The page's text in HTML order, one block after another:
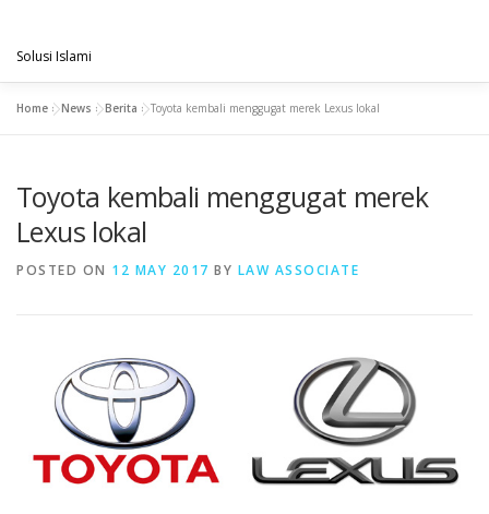
content
Solusi Islami
PROJECT ARTIKEL & BERITA CONTACT
Home »News »Berita »Toyota kembali menggugat merek Lexus lokal
Toyota kembali menggugat merek
Lexus lokal
POSTED ON 12 MAY 2017 BY LAW ASSOCIATE